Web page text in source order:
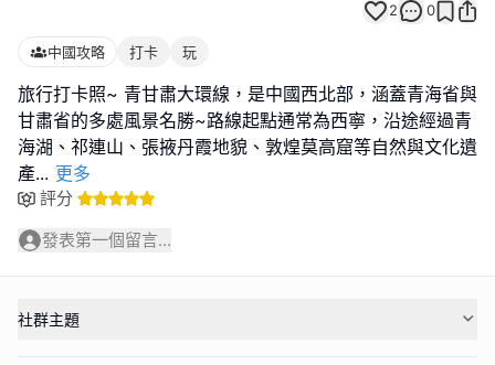
2 0
中國攻略 打卡 玩
旅行打卡照~ 青甘肅大環線，是中國西北部，涵蓋青海省與
甘肅省的多處風景名勝~路線起點通常為西寧，沿途經過青
海湖、祁連山、張掖丹霞地貌、敦煌莫高窟等自然與文化遺
產... 更多
評分
發表第一個留言...
社群主題